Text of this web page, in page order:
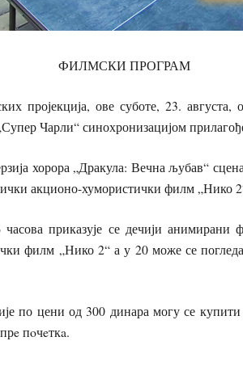
ФИЛМСКИ ПРОГРАМ
пројекција, ове суботе, 23. августа,
Чарли“ синохронизацијом
хорора „Дракула: Вечна љубав“
акционо-хумористички филм „Нико
приказује се дечији
филм „Нико 2“ а у 20 може се
по цени од 300 динара могу се
пoчeткa.